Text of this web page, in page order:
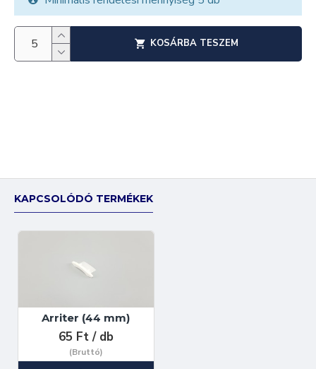
KOSÁRBA TESZEM
KAPCSOLÓDÓ TERMÉKEK
Arriter (44 mm)
65 Ft / db
(Bruttó)